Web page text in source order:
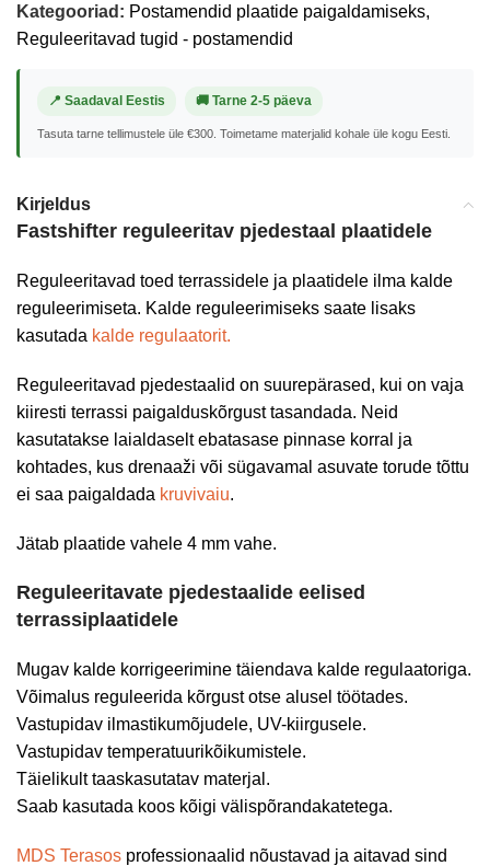
Kategooriad: Postamendid plaatide paigaldamiseks,
Reguleeritavad tugid - postamendid
📍 Saadaval Eestis 🚚 Tarne 2-5 päeva
Tasuta tarne tellimustele üle €300. Toimetame materjalid kohale üle kogu Eesti.
Kirjeldus
Fastshifter reguleeritav pjedestaal plaatidele
Reguleeritavad toed terrassidele ja plaatidele ilma kalde
reguleerimiseta. Kalde reguleerimiseks saate lisaks
kasutada kalde regulaatorit.
Reguleeritavad pjedestaalid on suurepärased, kui on vaja
kiiresti terrassi paigalduskõrgust tasandada. Neid
kasutatakse laialdaselt ebatasase pinnase korral ja
kohtades, kus drenaaži või sügavamal asuvate torude tõttu
ei saa paigaldada kruvivaiu.
Jätab plaatide vahele 4 mm vahe.
Reguleeritavate pjedestaalide eelised
terrassiplaatidele
Mugav kalde korrigeerimine täiendava kalde regulaatoriga.
Võimalus reguleerida kõrgust otse alusel töötades.
Vastupidav ilmastikumõjudele, UV-kiirgusele.
Vastupidav temperatuurikõikumistele.
Täielikult taaskasutatav materjal.
Saab kasutada koos kõigi välispõrandakatetega.
MDS Terasos professionaalid nõustavad ja aitavad sind